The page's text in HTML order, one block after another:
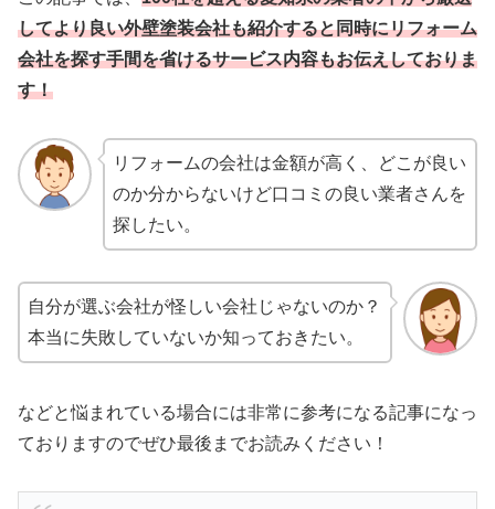
してより良い外壁塗装会社も紹介すると同時にリフォーム
会社を探す手間を省けるサービス内容もお伝えしておりま
す！
リフォームの会社は金額が高く、どこが良い
のか分からないけど口コミの良い業者さんを
探したい。
自分が選ぶ会社が怪しい会社じゃないのか？
本当に失敗していないか知っておきたい。
などと悩まれている場合には非常に参考になる記事になっ
ておりますのでぜひ最後までお読みください！